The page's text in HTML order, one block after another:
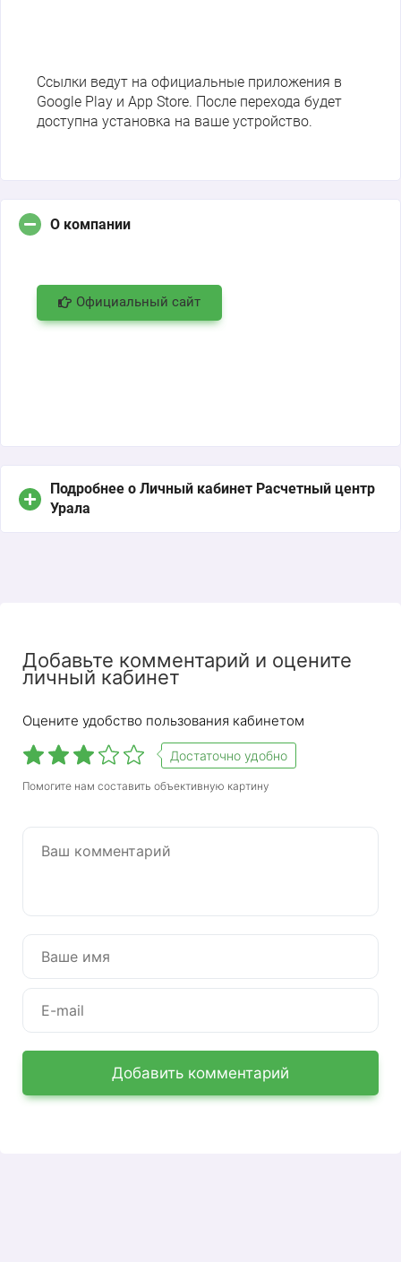
Ссылки ведут на официальные приложения в
Google Play и App Store. После перехода будет
доступна установка на ваше устройство.
О компании
Официальный сайт
Подробнее о Личный кабинет Расчетный центр
Урала
Жители Екатеринбурга и других городов области
могут воспользоваться личным кабинетом
передавать показания, оплачивать
коммунальные услуги, получать выписки и
Регистрация в ЛК РЦ Урала на
сайте ul.rcurala.ru
Адрес, начинающийся с ul, устарел, теперь вам
нужно зарегистрироваться здесь:
https://wk.rcurala.ru/. Нажмите
«Зарегистрироваться» — войдите в форму
регистрации.
Добавьте комментарий и оцените
личный кабинет
Оцените удобство пользования кабинетом
Достаточно удобно
Помогите нам составить объективную картину
Добавить комментарий